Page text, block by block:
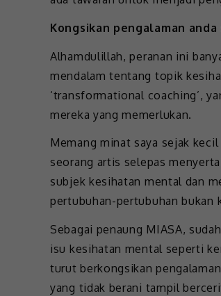
Kongsikan pengalaman
Alhamdulillah, peranan ini
mendalam tentang topik
‘transformational coaching’,
mereka yang memerlukan.
Memang minat saya sejak
seorang artis selepas
subjek kesihatan mental dan
pertubuhan-pertubuhan bukan
Sebagai penaung MIASA,
isu kesihatan mental seperti
turut berkongsikan
yang tidak berani tampil